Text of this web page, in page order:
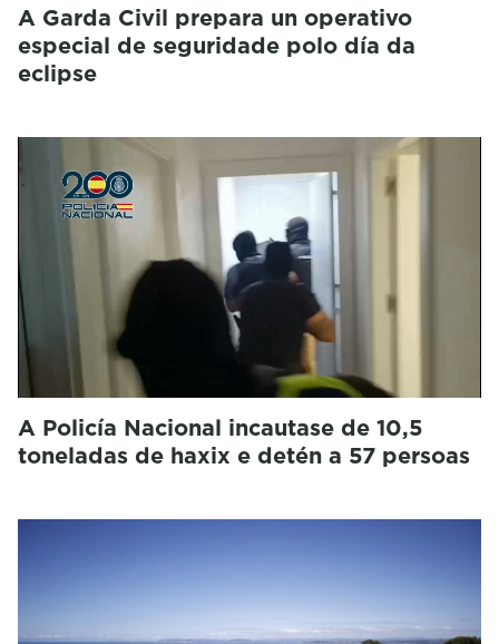
A Garda Civil prepara un operativo
especial de seguridade polo día da
eclipse
A Policía Nacional incautase de 10,5
toneladas de haxix e detén a 57 persoas